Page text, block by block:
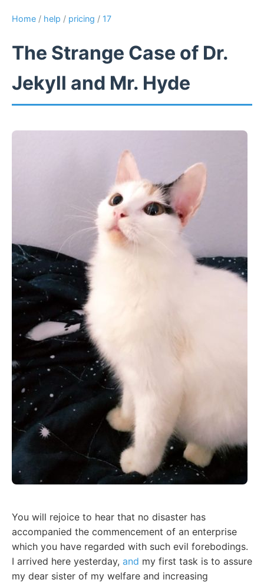
Home / help / pricing / 17
The Strange Case of Dr.
Jekyll and Mr. Hyde
You will rejoice to hear that no disaster has
accompanied the commencement of an enterprise
which you have regarded with such evil forebodings.
I arrived here yesterday, and my first task is to assure
my dear sister of my welfare and increasing